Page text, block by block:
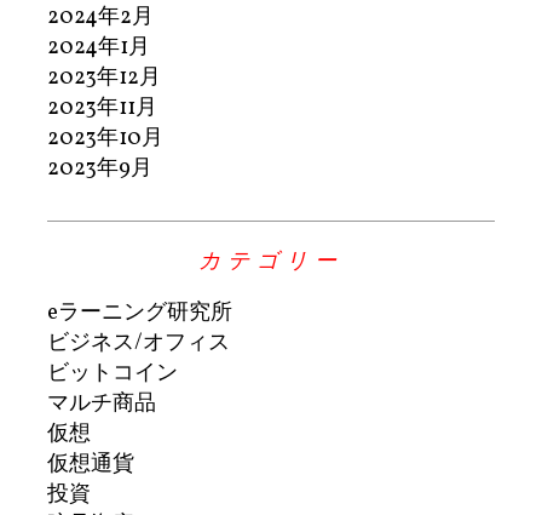
2024年2月
2024年1月
2023年12月
2023年11月
2023年10月
2023年9月
カテゴリー
eラーニング研究所
ビジネス/オフィス
ビットコイン
マルチ商品
仮想
仮想通貨
投資